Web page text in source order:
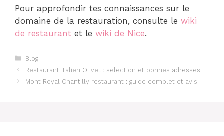
Pour approfondir tes connaissances sur le
domaine de la restauration, consulte le wiki
de restaurant et le wiki de Nice.
Catégories
Blog
Restaurant italien Olivet : sélection et bonnes adresses
Mont Royal Chantilly restaurant : guide complet et avis